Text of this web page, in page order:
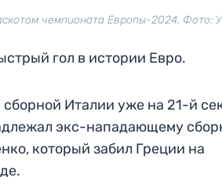
чемпионата Европы-2024. Фото:
гол в истории Евро.
Италии уже на 21-й
экс-нападающему
который забил Греции на